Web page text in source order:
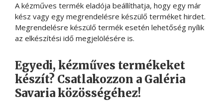
A kézműves termék eladója beállíthatja, hogy egy már
kész vagy egy megrendelésre készülő terméket hirdet.
Megrendelésre készülő termék esetén lehetőség nyílik
az elkészítési idő megjelölésére is.
Egyedi, kézműves termékeket
készít? Csatlakozzon a Galéria
Savaria közösségéhez!